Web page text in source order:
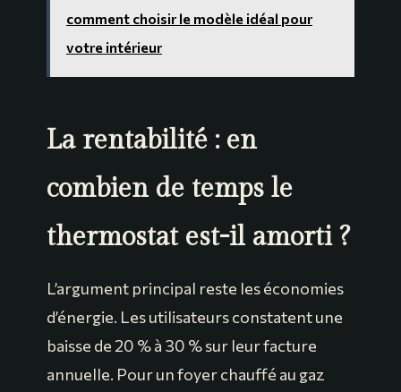
comment choisir le modèle idéal pour
votre intérieur
La rentabilité : en
combien de temps le
thermostat est-il amorti ?
L’argument principal reste les économies
d’énergie. Les utilisateurs constatent une
baisse de 20 % à 30 % sur leur facture
annuelle. Pour un foyer chauffé au gaz